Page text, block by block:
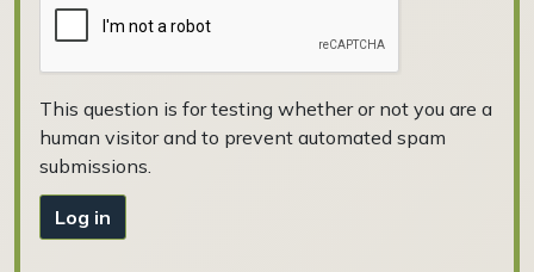
This question is for testing whether or not you are a
human visitor and to prevent automated spam
submissions.
Log in